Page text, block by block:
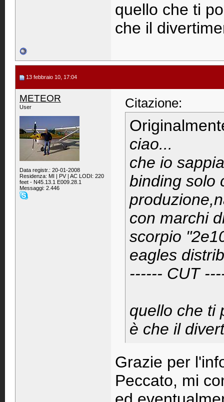
quello che ti
che il
13 febbraio 10, 17:04
METEOR
User
Data registr.: 20-01-2008
Residenza: MI | PV | AC LODI: 220
feet - N45.13.1 E009.28.1
Messaggi: 2.446
Citazione:
ciao...
che io
binding solo
con marchi
scorpio
eagles
------ CUT
quello che ti
è che il
Grazie per
Peccato, mi